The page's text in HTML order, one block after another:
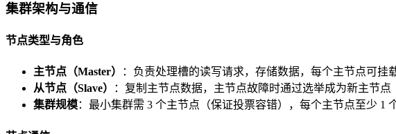
集群架构与通信
节点类型与角色
主节点（Master）
：负责处理槽的读写请求，存储数据，每个主节点可挂
从节点（Slave）
：复制主节点数据，主节点故障时通过选举成为新主节点
集群规模：最小集群需 3 个主节点（保证投票容错），每个主节点至少 1